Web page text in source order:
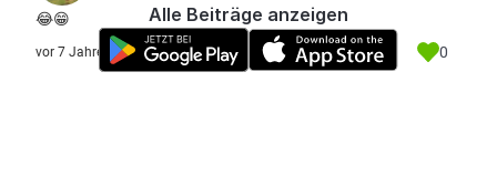
😂😁
vor 7 Jahre 0
Alle Beiträge anzeigen